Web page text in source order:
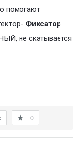
помогают
Фиксатор
не скатывается
0